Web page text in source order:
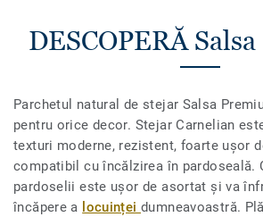
DESCOPERĂ
Parchetul natural de stejar Salsa
pentru orice decor. Stejar Carnelian
texturi moderne, rezistent, foarte ușor
compatibil cu încălzirea în pardoseală.
pardoselii este ușor de asortat și va
încăpere a locuinței dumneavoastră.